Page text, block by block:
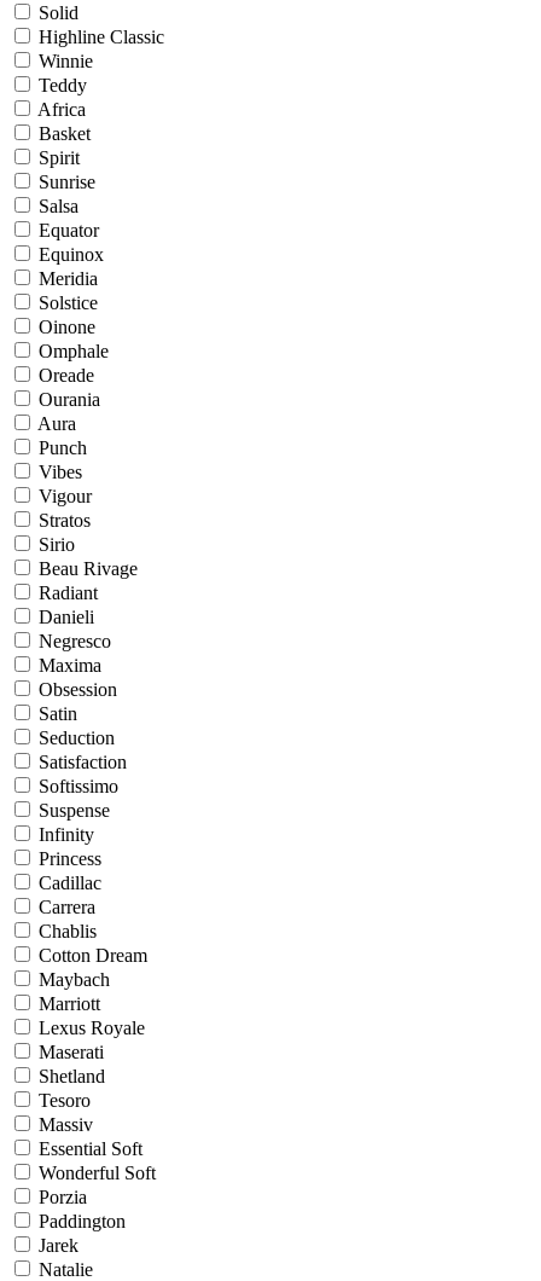
Solid
Highline Classic
Winnie
Teddy
Africa
Basket
Spirit
Sunrise
Salsa
Equator
Equinox
Meridia
Solstice
Oinone
Omphale
Oreade
Ourania
Aura
Punch
Vibes
Vigour
Stratos
Sirio
Beau Rivage
Radiant
Danieli
Negresco
Maxima
Obsession
Satin
Seduction
Satisfaction
Softissimo
Suspense
Infinity
Princess
Cadillac
Carrera
Chablis
Cotton Dream
Maybach
Marriott
Lexus Royale
Maserati
Shetland
Tesoro
Massiv
Essential Soft
Wonderful Soft
Porzia
Paddington
Jarek
Natalie